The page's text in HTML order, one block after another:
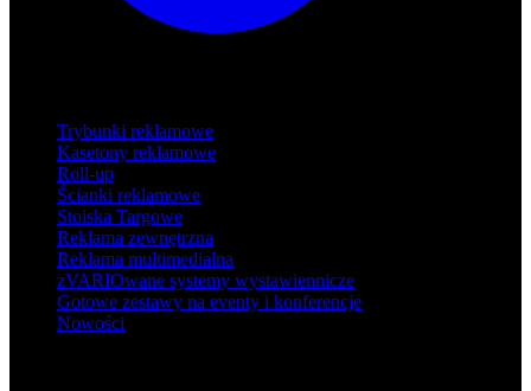
Trybunki reklamowe
Kasetony reklamowe
Roll-up
Ścianki reklamowe
Stoiska Targowe
Reklama zewnętrzna
Reklama multimedialna
zVARIOwane systemy wystawiennicze
Gotowe zestawy na eventy i konferencje
Nowości